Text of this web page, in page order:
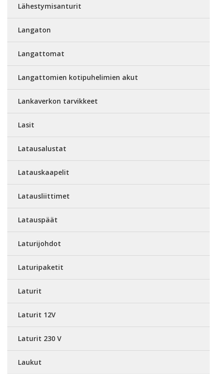
Lähestymisanturit
Langaton
Langattomat
Langattomien kotipuhelimien akut
Lankaverkon tarvikkeet
Lasit
Latausalustat
Latauskaapelit
Latausliittimet
Latauspäät
Laturijohdot
Laturipaketit
Laturit
Laturit 12V
Laturit 230 V
Laukut